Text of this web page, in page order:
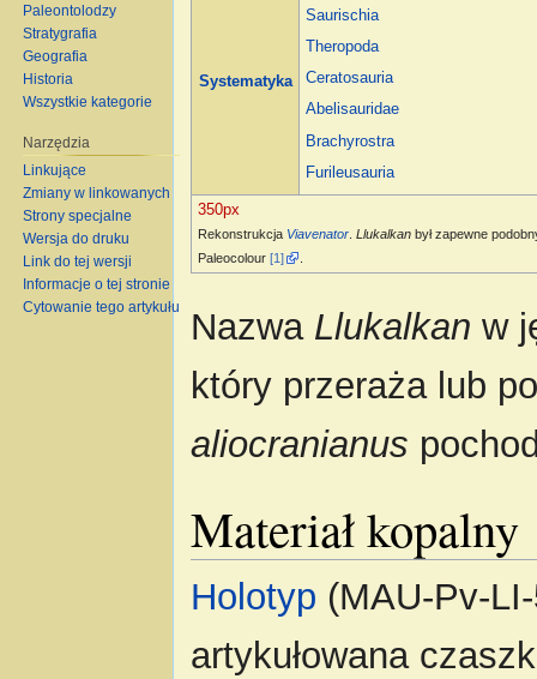
Systematyka
Saurischia
Theropoda
Ceratosauria
Abelisauridae
Brachyrostra
Furileusauria
350px
Rekonstrukcja Viavenator .Llukalkan był zapewne
Paleocolour [1]
Nazwa Llukalkan w
który przeraża lub
aliocranianus
Materiał kopalny
Holotyp (MAU-Pv-
artykułowana
Paleontolodzy
Stratygrafia
Geografia
Historia
Wszystkie kategorie
Narzędzia
Linkujące
Zmiany w linkowanych
Strony specjalne
Wersja do druku
Link do tej wersji
Informacje o tej stronie
Cytowanie tego artykułu